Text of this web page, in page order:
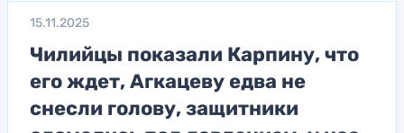
15.11.2025
Чилийцы показали Карпину, что
его ждет, Агкацеву едва не
снесли голову, защитники